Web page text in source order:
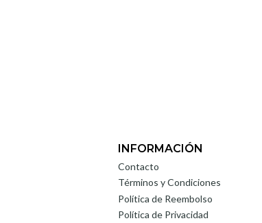
INFORMACIÓN
Contacto
Términos y Condiciones
Política de Reembolso
Política de Privacidad